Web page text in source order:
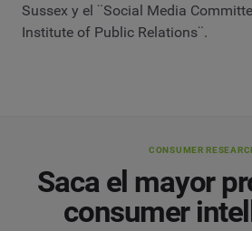
Sussex y el ¨Social Media
Institute of Public Relations¨.
CONSUMER
Saca el mayor
consumer